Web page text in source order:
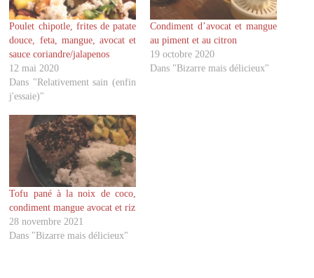
a
g
e
s
u
r
T
w
i
t
e
r
(
o
u
r
e
d
a
n
s
u
n
a
g
e
r
s
u
a
o
o
k
(
o
u
v
r
e
d
a
n
s
u
Poulet chipotle, frites de patate
douce, feta, mangue, avocat et
sauce coriandre/jalapenos
12 mai 2020
Dans "Relativement sain (enfin
j'essaie)"
Condiment d’avocat et mangue
au piment et au citron
19 octobre 2020
Dans "Bizarre mais délicieux"
Tofu pané à la noix de coco,
condiment mangue avocat et riz
28 novembre 2021
Dans "Bizarre mais délicieux"